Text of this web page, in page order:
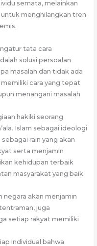
semata, melainkan
untuk menghilangkan tren
tata cara
solusi persoalan
masalah dan tidak ada
cara yang tepat
menangani masalah
hakiki seorang
Islam sebagai ideologi
rain yang akan
serta menjamin
kehidupan terbaik
masyarakat yang baik
negara akan menjamin
juga
setiap rakyat memiliki
individual bahwa